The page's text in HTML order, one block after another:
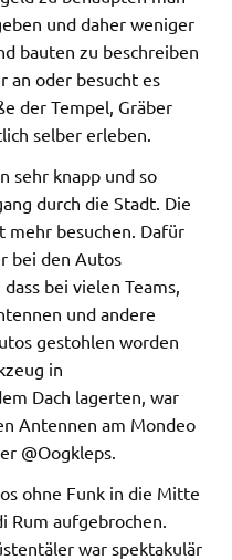
und daher weniger
bauten zu beschreiben
an oder besucht es
der Tempel, Gräber
selber erleben.
sehr knapp und so
durch die Stadt. Die
mehr besuchen. Dafür
bei den Autos
bei vielen Teams,
und andere
gestohlen worden
in
Dach lagerten, war
Antennen am Mondeo
@Oogkleps.
ohne Funk in die Mitte
Rum aufgebrochen.
war spektakulär